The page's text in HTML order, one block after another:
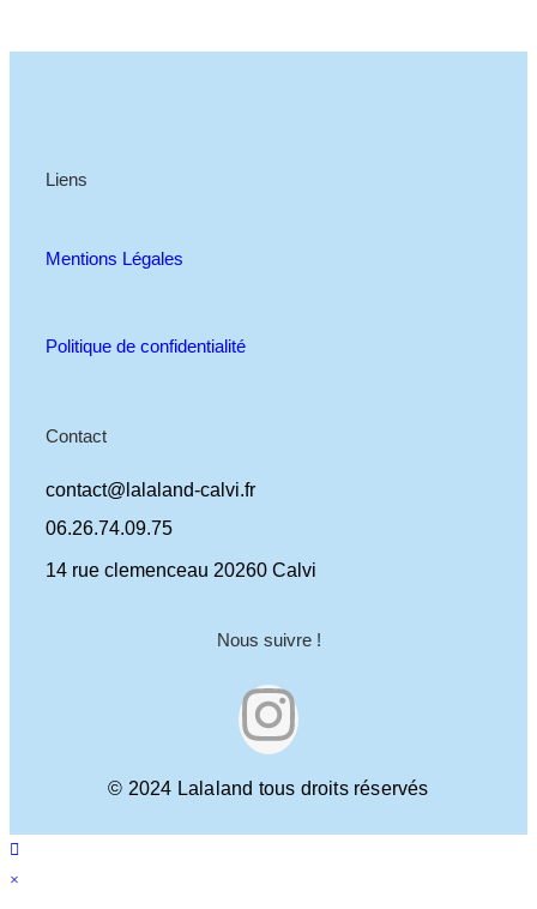
Liens
Mentions Légales
Politique de confidentialité
Contact
contact@lalaland-calvi.fr
06.26.74.09.75
14 rue clemenceau 20260 Calvi
Nous suivre !
© 2024 Lalaland tous droits réservés
×